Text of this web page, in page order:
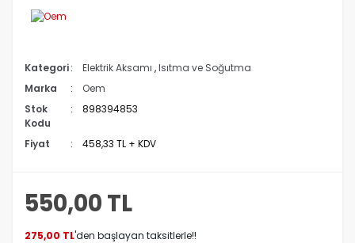
Kategori Elektrik Aksamı ,Isıtma ve Soğutma
Marka
Oem
Stok
Kodu
898394853
Fiyat 458,33 TL + KDV
550,00 TL
275,00 TL'den başlayan taksitlerle!!